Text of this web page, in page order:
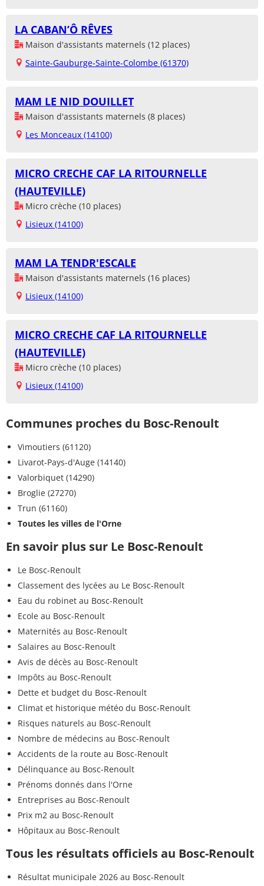
LA CABAN’Ô RÊVES
Maison d'assistants maternels (12 places)
Sainte-Gauburge-Sainte-Colombe (61370)
MAM LE NID DOUILLET
Maison d'assistants maternels (8 places)
Les Monceaux (14100)
MICRO CRECHE CAF LA RITOURNELLE
(HAUTEVILLE)
Micro crèche (10 places)
Lisieux (14100)
MAM LA TENDR'ESCALE
Maison d'assistants maternels (16 places)
Lisieux (14100)
MICRO CRECHE CAF LA RITOURNELLE
(HAUTEVILLE)
Micro crèche (10 places)
Lisieux (14100)
Communes proches du Bosc-Renoult
Vimoutiers (61120)
Livarot-Pays-d'Auge (14140)
Valorbiquet (14290)
Broglie (27270)
Trun (61160)
Toutes les villes de l'Orne
En savoir plus sur Le Bosc-Renoult
Le Bosc-Renoult
Classement des lycées au Le Bosc-Renoult
Eau du robinet au Bosc-Renoult
Ecole au Bosc-Renoult
Maternités au Bosc-Renoult
Salaires au Bosc-Renoult
Avis de décès au Bosc-Renoult
Impôts au Bosc-Renoult
Dette et budget du Bosc-Renoult
Climat et historique météo du Bosc-Renoult
Risques naturels au Bosc-Renoult
Nombre de médecins au Bosc-Renoult
Accidents de la route au Bosc-Renoult
Délinquance au Bosc-Renoult
Prénoms donnés dans l'Orne
Entreprises au Bosc-Renoult
Prix m2 au Bosc-Renoult
Hôpitaux au Bosc-Renoult
Tous les résultats officiels au Bosc-Renoult
Résultat municipale 2026 au Bosc-Renoult